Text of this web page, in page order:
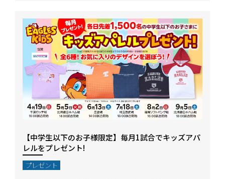
【中学生以下のお子様限定】毎月1試合でキッズアパ
レルをプレゼント!
プレゼント